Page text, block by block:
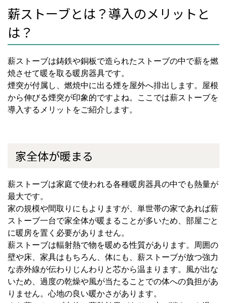
薪ストーブとは？導入のメリットと
は？
薪ストーブは鋳鉄や銅板で造られたストーブの中で薪を燃
焼させて暖を取る暖房器具です。
煙突が付属し、燃焼中に出る煙を屋外へ排出します。屋根
から伸びる煙突が印象的ですよね。ここでは薪ストーブを
導入するメリットをご紹介します。
家全体が暖まる
薪ストーブは家庭で使われる各種暖房器具の中でも熱量が
最大です。
家の規模や間取りにもよりますが、単世帯の家であれば薪
ストーブ一台で家全体が暖まることが多いため、部屋ごと
に暖房を置く必要がありません。
薪ストーブは輻射熱で物を暖める性質があります。周囲の
壁や床、家具はもちろん、体にも、薪ストーブが放つ強力
な赤外線が伝わりじんわりと芯から温まります。風が出な
いため、過度の乾燥や風が当たることでの体への負担があ
りません。心地の良い暖かさがあります。